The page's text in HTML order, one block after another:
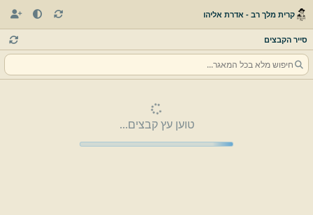
קרית מלך רב - אדרת אליהו
סייר הקבצים
טוען עץ קבצים...